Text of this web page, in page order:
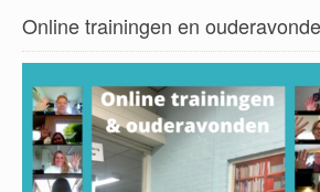
Online trainingen en